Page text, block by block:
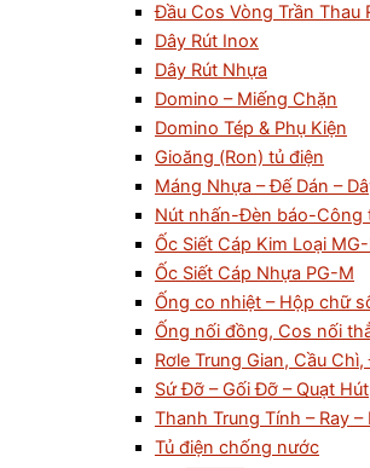
Đầu Cos Vòng Trần Thau
Dây Rút Inox
Dây Rút Nhựa
Domino – Miếng Chặn
Domino Tép & Phụ Kiện
Gioăng (Ron) tủ điện
Máng Nhựa – Đế Dán –
Nút nhấn-Đèn báo-Công
Ốc Siết Cáp Kim Loại MG-
Ốc Siết Cáp Nhựa PG-M
Ống co nhiệt – Hộp chữ
Ống nối đồng, Cos nối
Rơle Trung Gian, Cầu Chì,
Sứ Đỡ – Gối Đỡ – Quạt Hút
Thanh Trung Tính – Ray –
Tủ điện chống nước